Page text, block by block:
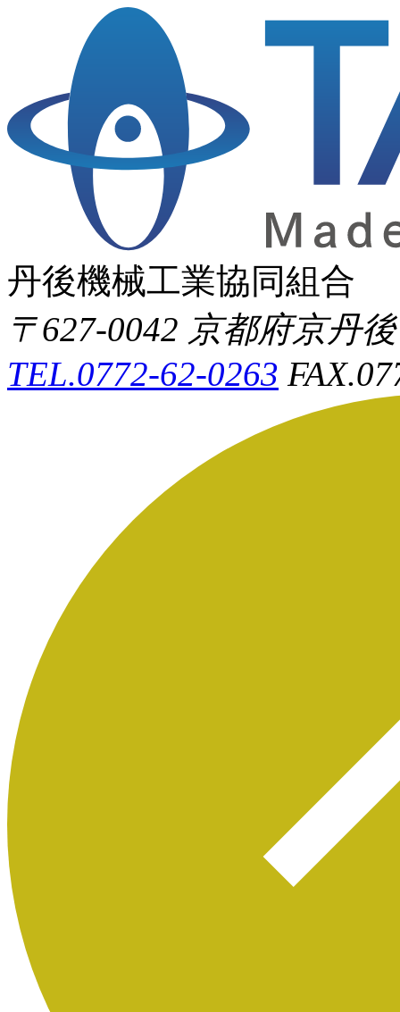
丹後機械工業協同組合
〒627-0042 京都府京丹
TEL.0772-62-0263